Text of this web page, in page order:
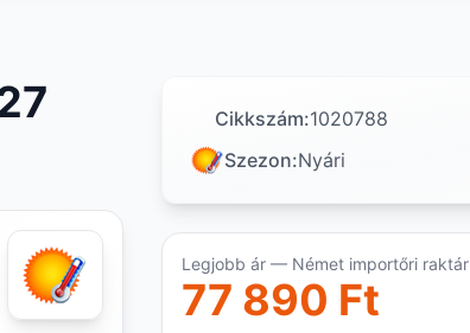
Cikkszám:1020788
Szezon:Nyári
Legjobb ár — Német importőri raktár
77 890 Ft